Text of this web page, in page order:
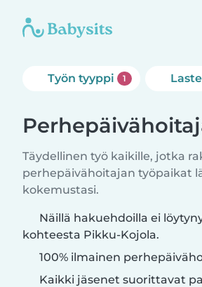
Työn tyyppi 1
Täydellinen työ kaikille, jotka
perhepäivähoitajan työpaikat
kokemustasi.
Näillä hakuehdoilla ei
kohteesta Pikku-Kojola.
100% ilmainen
Kaikki jäsenet suorittavat